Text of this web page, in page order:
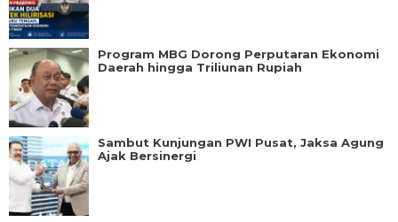
Program MBG Dorong Perputaran Ekonomi
Daerah hingga Triliunan Rupiah
Sambut Kunjungan PWI Pusat, Jaksa Agung
Ajak Bersinergi